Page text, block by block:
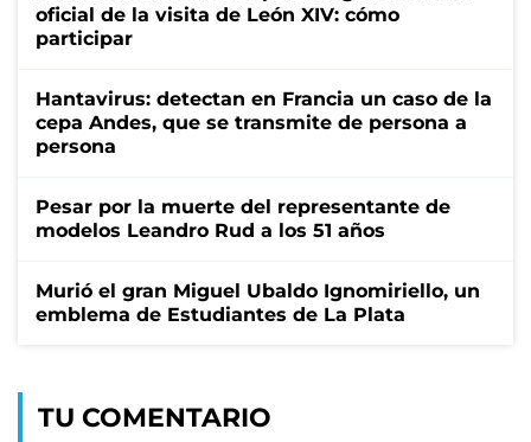
oficial de la visita de León XIV: cómo
participar
Hantavirus: detectan en Francia un caso de la
cepa Andes, que se transmite de persona a
persona
Pesar por la muerte del representante de
modelos Leandro Rud a los 51 años
Murió el gran Miguel Ubaldo Ignomiriello, un
emblema de Estudiantes de La Plata
TU COMENTARIO